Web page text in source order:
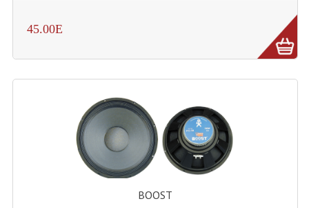
Lyres
Petit Effets Lumineux
Projecteur De Gobo
Projecteur Extérieur Multifaisceaux
Projecteur Led Sur Batterie
45.00E
BOOST